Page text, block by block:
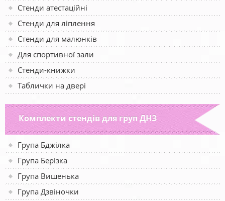
Стенди атестаційні
Стенди для ліплення
Стенди для малюнків
Для спортивної зали
Стенди-книжки
Таблички на двері
Комплекти стендів для груп ДНЗ
Група Бджілка
Група Берізка
Група Вишенька
Група Дзвіночки